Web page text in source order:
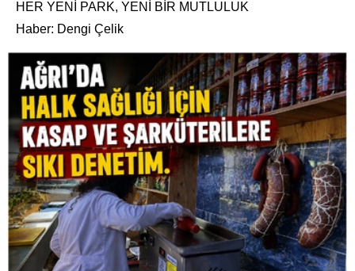
HER YENİ PARK, YENİ BİR MUTLULUK
Haber: Dengi Çelik